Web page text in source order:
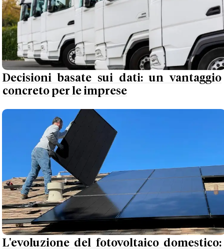
Decisioni basate sui dati: un vantaggio
concreto per le imprese
L'evoluzione del fotovoltaico domestico: